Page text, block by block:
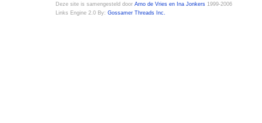
Deze site is samengesteld door Arno de Vries en Ina Jonkers 1999-2006
Links Engine 2.0 By: Gossamer Threads Inc.